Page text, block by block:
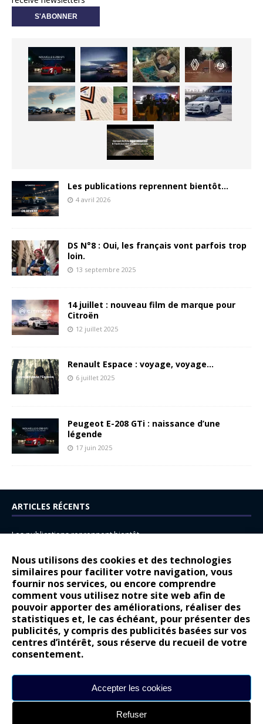
Nous utilisons des cookies et des technologies
similaires pour faciliter votre navigation, vous
fournir nos services, ou encore comprendre
comment vous utilisez notre site web afin de
pouvoir apporter des améliorations, réaliser des
statistiques et, le cas échéant, pour présenter des
publicités, y compris des publicités basées sur vos
centres d’intérêt, sous réserve du recueil de votre
consentement.
Accepter les cookies
Refuser
Les publications reprennent bientôt…
4 avril 2026
DS N°8 : Oui, les français vont parfois trop
loin.
13 septembre 2025
14 juillet : nouveau film de marque pour
Citroën
12 juillet 2025
Renault Espace : voyage, voyage…
6 juillet 2025
Peugeot E-208 GTi : naissance d’une
légende
17 juin 2025
ARTICLES RÉCENTS
Les publications reprennent bientôt…
14 juillet : nouveau film de marque pour Citroën
Renault Espace : voyage, voyage…
Peugeot E-208 GTi : naissance d’une légende
COMMENTAIRES RÉCENTS
Bernard Dardartdans
Gilly
gyo
Lancia Ypsilon : naturellement envoûtante ?